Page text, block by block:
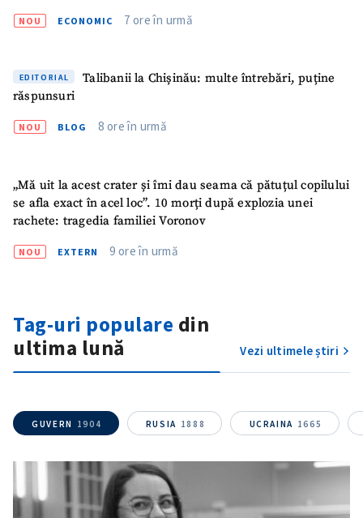
SUSȚINE
NOU ECONOMIC 7 ore în urmă
EDITORIAL
Talibanii la Chișinău: multe întrebări, puține
răspunsuri
NOU BLOG 8 ore în urmă
„Mă uit la acest crater și îmi dau seama că pătuțul copilului
se afla exact în acel loc”. 10 morți după explozia unei
rachete: tragedia familiei Voronov
NOU EXTERN 9 ore în urmă
Tag-uri populare din
ultima lună
Vezi ultimele știri
GUVERN 1904 RUSIA 1888 UCRAINA 1665